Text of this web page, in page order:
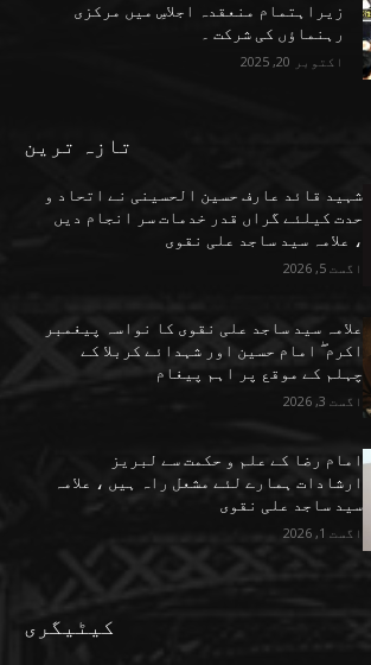
زیراہتمام منعقدہ اجلاسِ میں مرکزی
رہنماؤں کی شرکت ۔
اکتوبر 20, 2025
تازہ ترین
شہید قائد عارف حسین الحسینی نے اتحاد و
حدت کیلئے گراں قدر خدمات سر انجام دیں
، علامہ سید ساجد علی نقوی
اگست 5, 2026
علامہ سید ساجد علی نقوی کا نواسہ پیغمبر
اکرم ۖ امام حسین اور شہدائے کربلا کے
چہلم کے موقع پر اہم پیغام
اگست 3, 2026
امام رضا کے علم و حکمت سے لبریز
ارشادات ہمارے لئے مشعل راہ ہیں ، علامہ
سید ساجد علی نقوی
اگست 1, 2026
کیٹیگری